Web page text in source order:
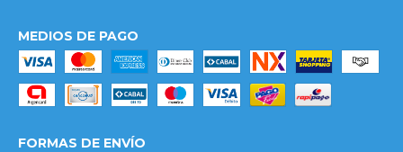
MEDIOS DE PAGO
FORMAS DE ENVÍO